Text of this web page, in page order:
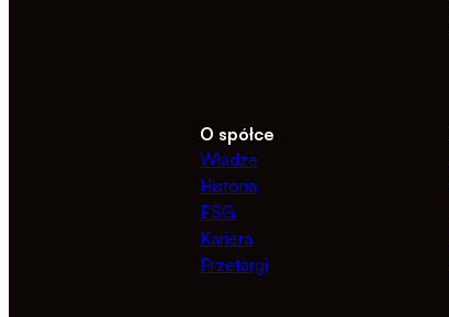
O spółce
Władze
Historia
ESG
Kariera
Przetargi